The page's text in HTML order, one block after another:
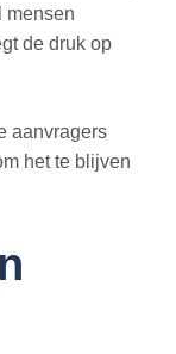
mensen
de druk op
aanvragers
het te blijven